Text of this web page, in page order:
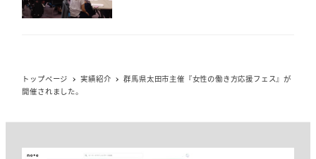
トップページ 実績紹介
群馬県太田市主催『女性の働き方応援フェス』が
開催されました。